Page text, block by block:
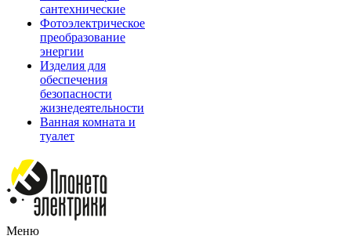
сантехнические
Фотоэлектрическое
преобразование
энергии
Изделия для
обеспечения
безопасности
жизнедеятельности
Ванная комната и
туалет
Меню